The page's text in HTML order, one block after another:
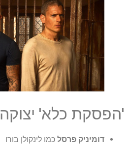
'הפסקת כלא' יצוקה
דומיניק פרסל כמו לינקולן בורו